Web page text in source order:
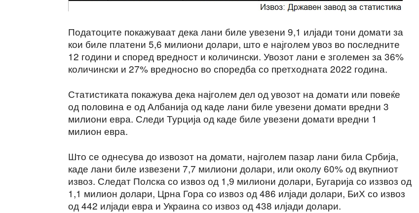
Податоците покажуваат дека лани биле увезени 9,1 илјади тони домати за
кои биле платени 5,6 милиони долари, што е најголем увоз во последните
12 години и според вредност и количински. Увозот лани е зголемен за 36%
количински и 27% вредносно во споредба со претходната 2022 година.
Статистиката покажува дека најголем дел од увозот на домати или повеќе
од половина е од Албанија од каде лани биле увезени домати вредни 3
милиони евра. Следи Турција од каде биле увезени домати вредни 1
милион евра.
Што се однесува до извозот на домати, најголем пазар лани била Србија,
каде лани биле извезени 7,7 милиони долари, или околу 60% од вкупниот
извоз. Следат Полска со извоз од 1,9 милиони долари, Бугарија со иззвоз од
1,1 милион долари, Црна Гора со извоз од 486 илјади долари, БиХ со извоз
од 442 илјади евра и Украина со извоз од 438 илјади долари.